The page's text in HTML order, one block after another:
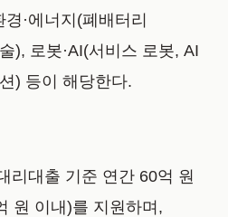
·에너지(폐배터리
), 로봇·AI(서비스 로봇, AI
) 등이 해당한다.
리대출 기준 연간 60억 원
원 이내)를 지원하며,